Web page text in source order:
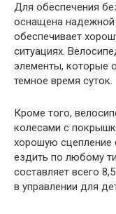
Для обеспечения
оснащена надежной
обеспечивает
ситуациях.
элементы, которые
темное время суток.
Кроме того,
колесами с
хорошую сцепление
ездить по любому
составляет всего
в управлении для